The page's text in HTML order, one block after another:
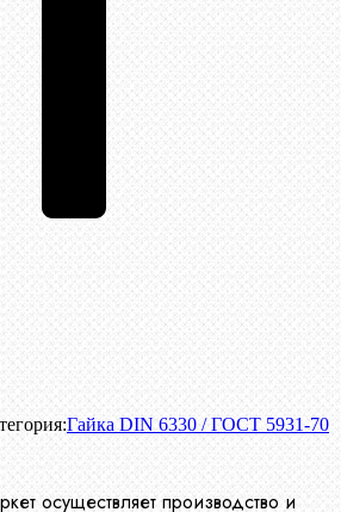
Гайка DIN 6330 / ГОСТ 5931-70
осуществляет производство и